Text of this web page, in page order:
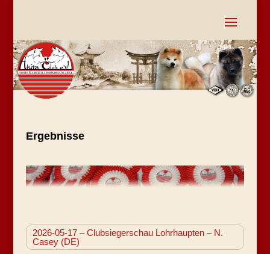
Ergebnisse
2026-05-17 – Clubsiegerschau Lohrhaupten – N.
Casey (DE)